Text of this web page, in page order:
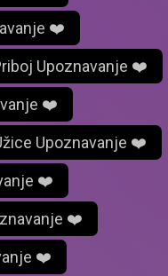
❤️
Upoznavanje ❤️
❤️
Upoznavanje ❤️
❤️
❤️
❤️